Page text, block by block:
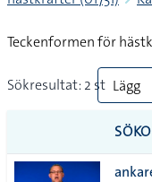
Teckenformen för
Sökresultat: 2 st Lägg
till
alla i